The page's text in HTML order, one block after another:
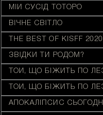
МІЙ СУСІД ТОТОРО
ВІЧНЕ СВІТЛО
THE BEST OF KISFF 2020
ЗВІДКИ ТИ РОДОМ?
ТОЙ, ЩО БІЖИТЬ ПО
ТОЙ, ЩО БІЖИТЬ ПО
АПОКАЛІПСИС СЬОГОДНІ: